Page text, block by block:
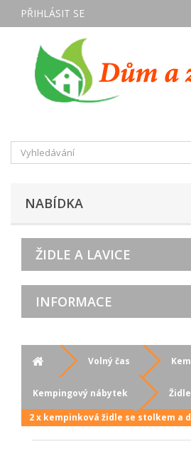
PŘIHLÁSIT SE
NABÍDKA
ŽIDLE A LAVICE
INFORMACE
Volný čas
Kempingový nábytek
2 x kempinková židle se stolkem a